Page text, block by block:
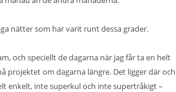
nätter som har varit runt dessa grader.
och speciellt de dagarna när jag får ta en helt
projektet om dagarna längre. Det ligger där och
enkelt, inte superkul och inte supertråkigt –